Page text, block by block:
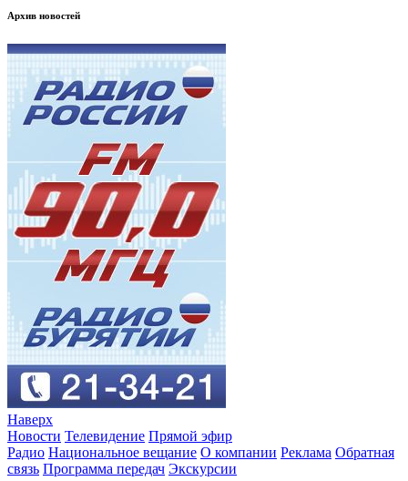
Архив новостей
Наверх
Новости Телевидение Прямой эфир
Радио Национальное вещание О компании Реклама Обратная
связь Программа передач Экскурсии